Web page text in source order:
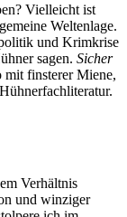
Vielleicht ist
Weltenlage.
und Krimkrise
sagen. Sicher
mit finsterer Miene,
Verhältnis
und winziger